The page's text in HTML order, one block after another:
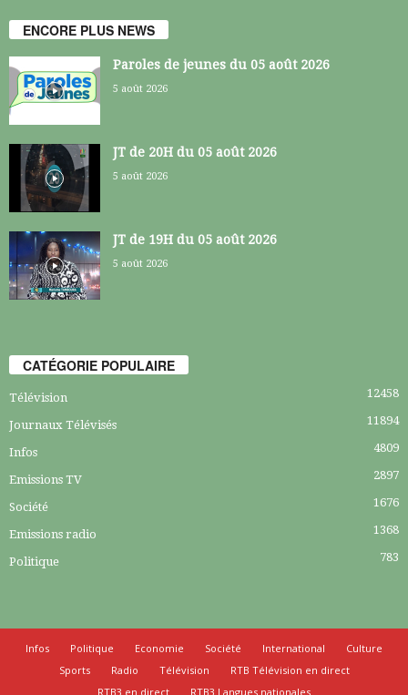
ENCORE PLUS NEWS
Paroles de jeunes du 05 août 2026
5 août 2026
JT de 20H du 05 août 2026
5 août 2026
JT de 19H du 05 août 2026
5 août 2026
CATÉGORIE POPULAIRE
Télévision 12458
Journaux Télévisés 11894
Infos 4809
Emissions TV 2897
Société 1676
Emissions radio 1368
Politique 783
Infos Politique Economie Société International
Culture
Sports
Radio Télévision
RTB Télévision en direct
RTB3 en direct
RTB3 Langues nationales